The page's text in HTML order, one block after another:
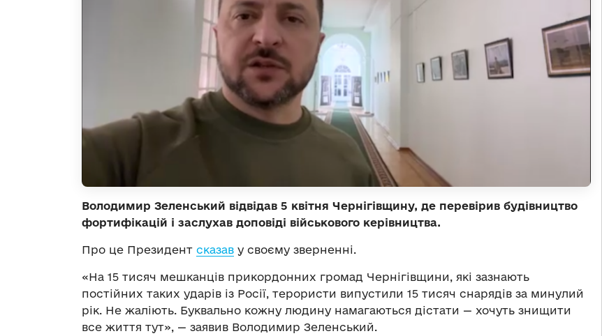
Володимир Зеленський відвідав 5 квітня Чернігівщину, де перевірив будівництво
фортифікацій і заслухав доповіді військового керівництва.
Про це Президент сказав у своєму зверненні.
«На 15 тисяч мешканців прикордонних громад Чернігівщини, які зазнають
постійних таких ударів із Росії, терористи випустили 15 тисяч снарядів за минулий
рік. Не жаліють. Буквально кожну людину намагаються дістати — хочуть знищити
все життя тут», — заявив Володимир Зеленський.